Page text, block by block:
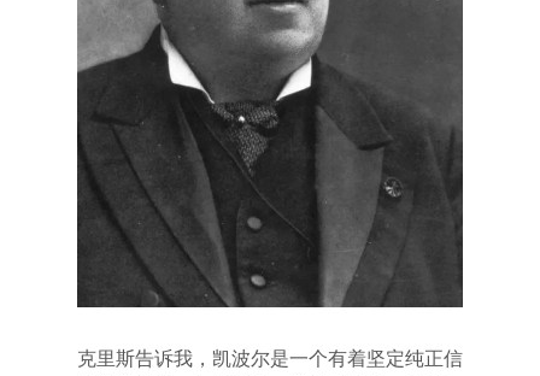
克里斯告诉我，凯波尔是一个有着坚定纯正信